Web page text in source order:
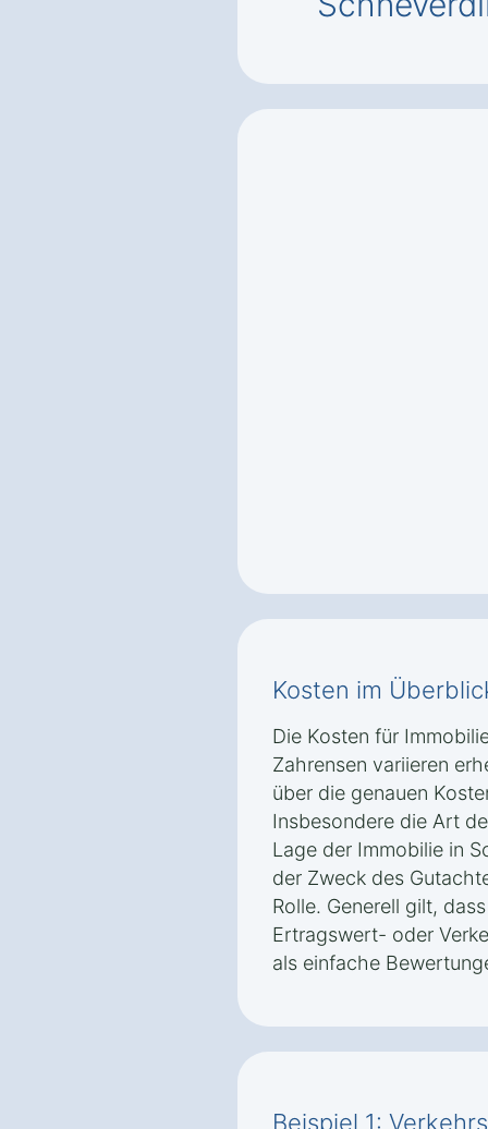
Kosten im
Die Kosten für
Zahrensen variieren
über die genauen
Insbesondere die Art
Lage der Immobilie in
der Zweck des
Rolle. Generell gilt,
Ertragswert- oder
als einfache
Beispiel 1: